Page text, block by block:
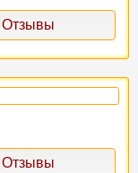
Отзывы
Отзывы